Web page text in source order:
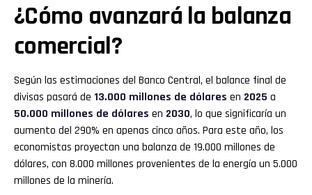
¿Cómo avanzará la balanza
comercial?
Según las estimaciones del Banco Central, el balance final de
divisas pasará de 13.000 millones de dólares en 2025 a
50.000 millones de dólares en 2030, lo que significaría un
aumento del 290% en apenas cinco años. Para este año, los
economistas proyectan una balanza de 19.000 millones de
dólares, con 8.000 millones provenientes de la energía un 5.000
millones de la minería.